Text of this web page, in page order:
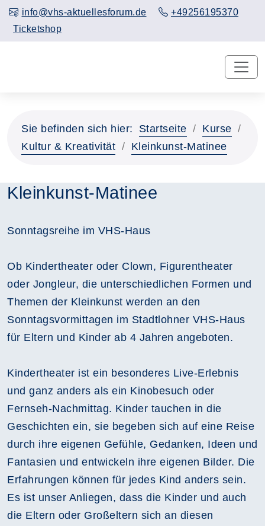
info@vhs-aktuellesforum.de
+49256195370
Ticketshop
Sie befinden sich hier: Startseite
Kurse
Kultur & Kreativität
Kleinkunst-Matinee
Kleinkunst-Matinee
Sonntagsreihe im VHS-Haus
Ob Kindertheater oder Clown, Figurentheater
oder Jongleur, die unterschiedlichen Formen und
Themen der Kleinkunst werden an den
Sonntagsvormittagen im Stadtlohner VHS-Haus
für Eltern und Kinder ab 4 Jahren angeboten.
Kindertheater ist ein besonderes Live-Erlebnis
und ganz anders als ein Kinobesuch oder
Fernseh-Nachmittag. Kinder tauchen in die
Geschichten ein, sie begeben sich auf eine Reise
durch ihre eigenen Gefühle, Gedanken, Ideen und
Fantasien und entwickeln ihre eigenen Bilder. Die
Erfahrungen können für jedes Kind anders sein.
Es ist unser Anliegen, dass die Kinder und auch
die Eltern oder Großeltern sich an diesen